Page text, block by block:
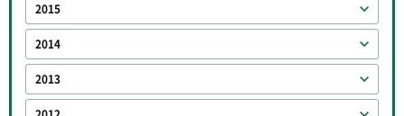
2015
2014
2013